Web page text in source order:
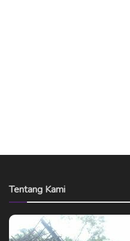
Tentang Kami